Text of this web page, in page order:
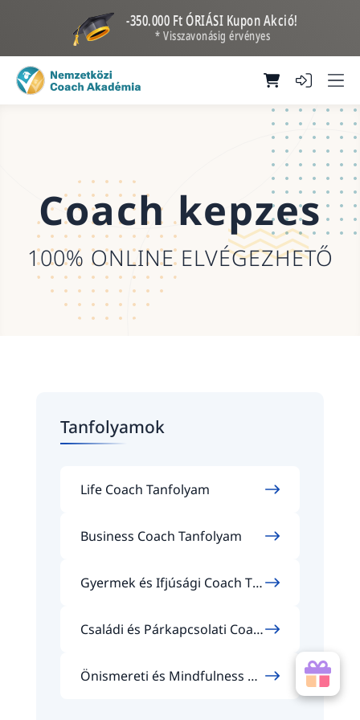
-350.000 Ft ÓRIÁSI Kupon Akció!
* Visszavonásig érvényes
Coach kepzes
100% ONLINE ELVÉGEZHETŐ
Tanfolyamok
Life Coach Tanfolyam
Business Coach Tanfolyam
Gyermek és Ifjúsági Coach Ta
Családi és Párkapcsolati Coac
Önismereti és Mindfulness Co